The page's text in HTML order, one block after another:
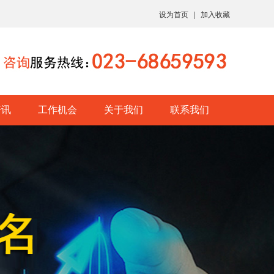
设为首页 加入收藏
工作机会 关于我们 联系我们